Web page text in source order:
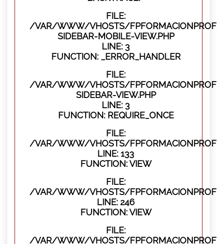
FILE:
/VAR/WWW/VHOSTS/
SIDEBAR-MOBILE-VIEW.PHP
LINE: 3
FUNCTION: _ERROR_HANDLER
FILE:
/VAR/WWW/VHOSTS/
SIDEBAR-VIEW.PHP
LINE: 3
FUNCTION: REQUIRE_ONCE
FILE:
/VAR/WWW/VHOSTS/
LINE: 133
FUNCTION: VIEW
FILE:
/VAR/WWW/VHOSTS/
LINE: 246
FUNCTION: VIEW
FILE:
/VAR/WWW/VHOSTS/